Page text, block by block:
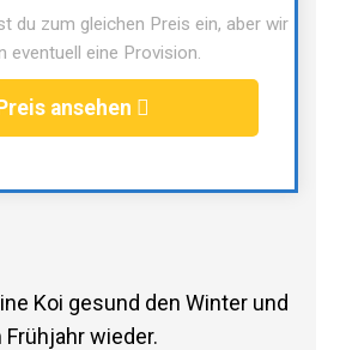
du zum gleichen Preis ein, aber wir
eventuell eine Provision.
ansehen
Koi gesund den Winter und
wieder.